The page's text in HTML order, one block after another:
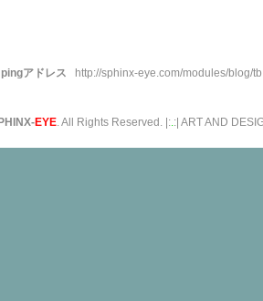
pingアドレス http://sphinx-eye.com/modules/blog/
EYE. All Rights Reserved. |:.:| ART AND